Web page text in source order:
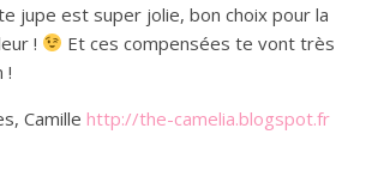
jupe est super jolie, bon choix pour la
!
Et ces compensées te vont très
!
Camille http://the-camelia.blogspot.fr